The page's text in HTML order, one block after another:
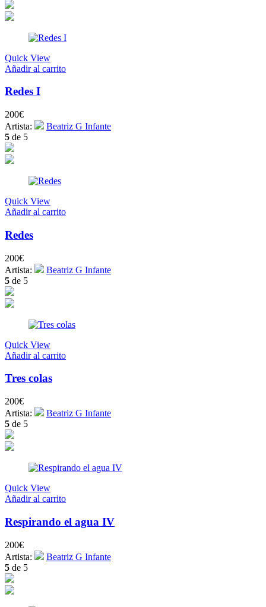
Quick View
Añadir al carrito
Redes I
200€
Artista:
Beatriz G Infante
5 de 5
Quick View
Añadir al carrito
Redes
200€
Artista:
Beatriz G Infante
5 de 5
Quick View
Añadir al carrito
Tres colas
200€
Artista:
Beatriz G Infante
5 de 5
Quick View
Añadir al carrito
Respirando el agua IV
200€
Artista:
Beatriz G Infante
5 de 5